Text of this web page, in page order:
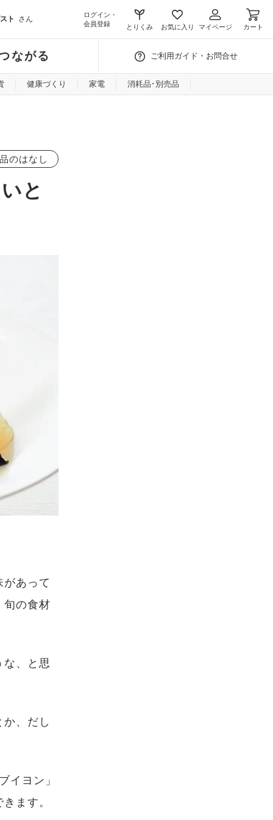
ト さん
ログイン・
会員登録
とりくみ お気に入り マイページ カート
ながる ご利用ガイド・お問合せ
健康づくり 家電 消耗品･別売品
のはなし
と
あって
の食材
、と思
、だし
イヨン」
ます。